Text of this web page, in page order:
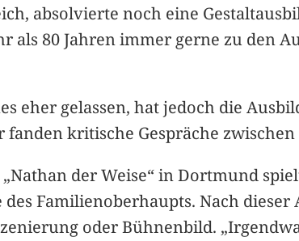
absolvierte noch eine
80 Jahren immer gerne zu den
eher gelassen, hat jedoch die
kritische Gespräche
der Weise“ in Dortmund
Familienoberhaupts. Nach
oder Bühnenbild.